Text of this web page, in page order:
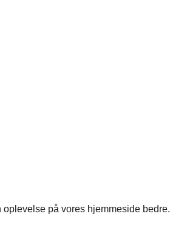
på vores hjemmeside bedre.